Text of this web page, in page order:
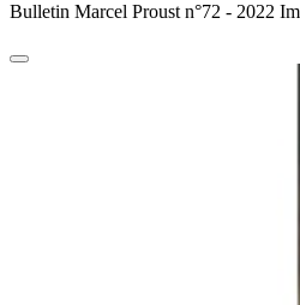
Bulletin Marcel Proust n°72 - 2022